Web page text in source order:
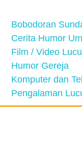
Bobodoran
Cerita Humor
Film / Video Lucu
Humor Gereja
Komputer dan
Pengalaman